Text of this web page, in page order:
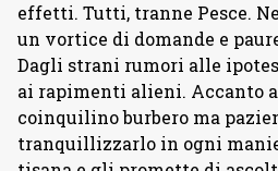
effetti. Tutti, tranne Pesce.
un vortice di domande e
Dagli strani rumori alle
ai rapimenti alieni. Accanto a
coinquilino burbero ma
tranquillizzarlo in ogni